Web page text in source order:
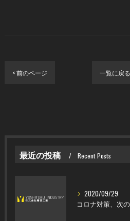
< 前のページ 一覧に戻る
最近の投稿 Recent Posts
2020/09/29
コロナ対策、次